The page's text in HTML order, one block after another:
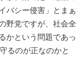
バシー侵害」とまぁ
野党ですが、社会全
かという問題であっ
るのが正なのかと